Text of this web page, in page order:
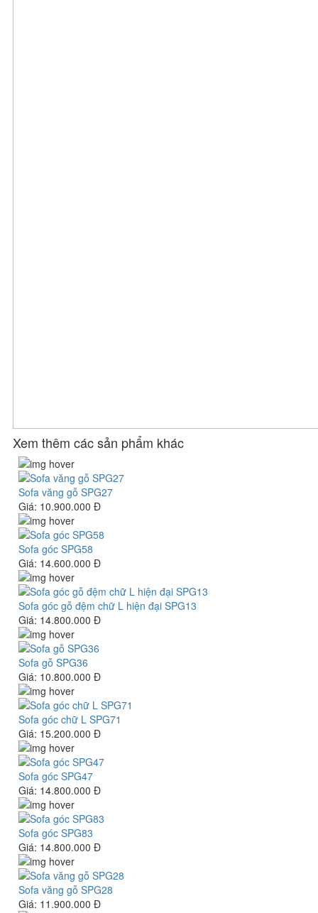
Xem thêm các sản phẩm khác
Sofa văng gỗ SPG27
Giá: 10.900.000 Đ
Sofa góc SPG58
Giá: 14.600.000 Đ
Sofa góc gỗ đệm chữ L hiện đại SPG13
Giá: 14.800.000 Đ
Sofa gỗ SPG36
Giá: 10.800.000 Đ
Sofa góc chữ L SPG71
Giá: 15.200.000 Đ
Sofa góc SPG47
Giá: 14.800.000 Đ
Sofa góc SPG83
Giá: 14.800.000 Đ
Sofa văng gỗ SPG28
Giá: 11.900.000 Đ